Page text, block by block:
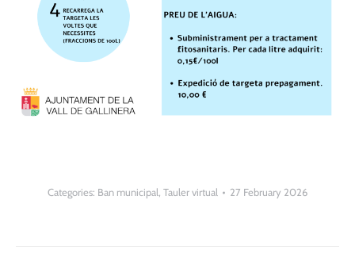
Categories: Ban municipal, Tauler virtual 27 February 2026